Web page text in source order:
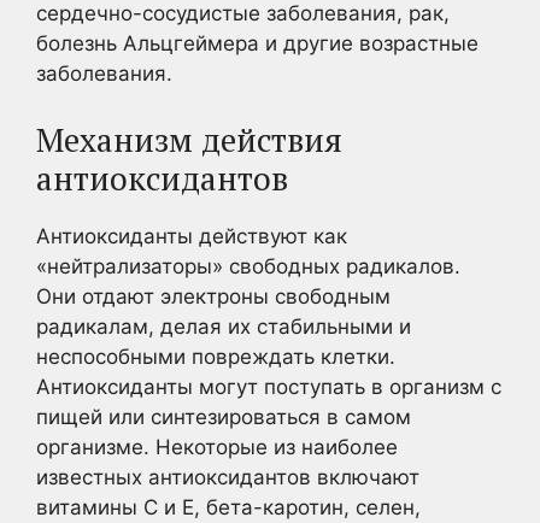
сердечно-сосудистые заболевания, рак,
болезнь Альцгеймера и другие возрастные
заболевания.
Механизм действия
антиоксидантов
Антиоксиданты действуют как
«нейтрализаторы» свободных радикалов.
Они отдают электроны свободным
радикалам, делая их стабильными и
неспособными повреждать клетки.
Антиоксиданты могут поступать в организм с
пищей или синтезироваться в самом
организме. Некоторые из наиболее
известных антиоксидантов включают
витамины C и E, бета-каротин, селен,